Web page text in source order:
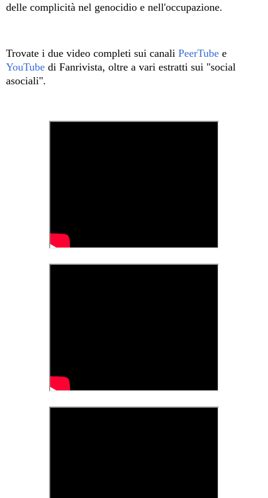
delle complicità nel genocidio e nell'occupazione.
Trovate i due video completi sui canali PeerTube e
YouTube di Fanrivista, oltre a vari estratti sui "social
asociali".